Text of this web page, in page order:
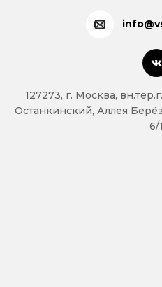
127273, г. Москва,
Останкинский, Аллея
6/1